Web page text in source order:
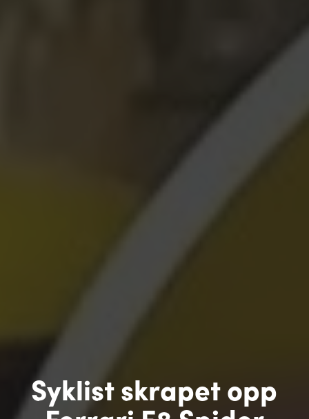
Syklist skrapet opp